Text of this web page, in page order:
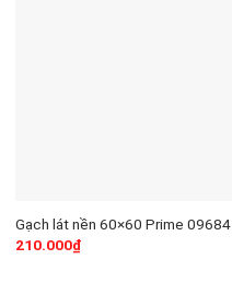
Gạch lát nền 60×60 Prime 09684
210.000₫